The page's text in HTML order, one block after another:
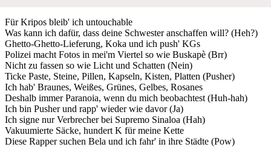
Für Kripos bleib' ich untouchable
Was kann ich dafür, dass deine Schwester anschaffen will? (Heh?)
Ghetto-Ghetto-Lieferung, Koka und ich push' KGs
Polizei macht Fotos in mei'm Viertel so wie Buskapè (Brr)
Nicht zu fassen so wie Licht und Schatten (Nеin)
Ticke Paste, Steinе, Pillen, Kapseln, Kisten, Platten (Pusher)
Ich hab' Braunes, Weißes, Grünes, Gelbes, Rosanes
Deshalb immer Paranoia, wenn du mich beobachtest (Huh-hah)
Ich bin Pusher und rapp' wieder wie davor (Ja)
Ich signe nur Verbrecher bei Supremo Sinaloa (Hah)
Vakuumierte Säcke, hundert K für meine Kette
Diese Rapper suchen Bela und ich fahr' in ihre Städte (Pow)